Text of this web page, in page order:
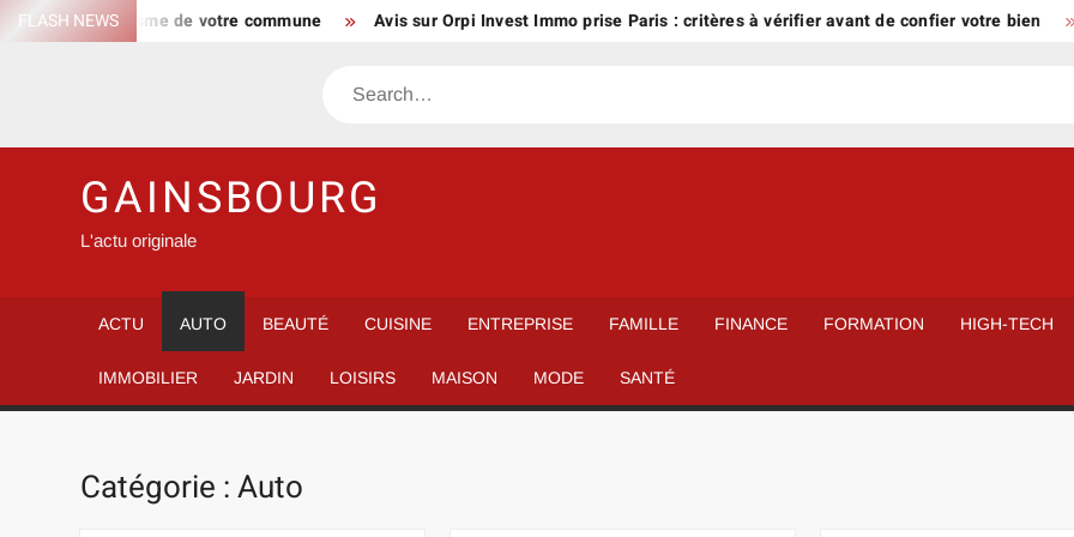
SkipFLASH NEWSde votre commune Avis sur Orpi Invest Immo prise Paris : critères à vérifier avant de confier votre bien
Search
GAINSBOURG
L'actu originale
ACTU AUTO BEAUTÉ CUISINE ENTREPRISE FAMILLE FINANCE FORMATION HIGH-TECH
IMMOBILIER JARDIN LOISIRS MAISON MODE SANTÉ
Catégorie :Auto